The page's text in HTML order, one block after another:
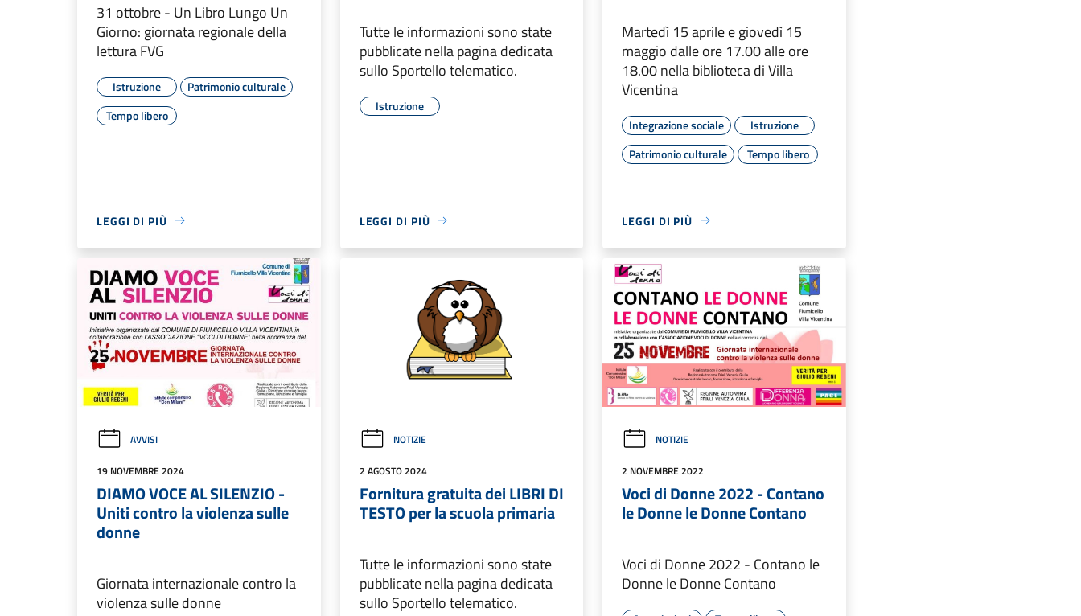
31 ottobre - Un Libro Lungo Un
Giorno: giornata regionale della
lettura FVG
Istruzione
Patrimonio culturale
Tempo libero
LEGGI DI PIÙ
Tutte le informazioni sono state
pubblicate nella pagina dedicata
sullo Sportello telematico.
Istruzione
LEGGI DI PIÙ
Martedì 15 aprile e giovedì 15
maggio dalle ore 17.00 alle ore
18.00 nella biblioteca di Villa
Vicentina
Integrazione sociale
Istruzione
Patrimonio culturale
Tempo libero
LEGGI DI PIÙ
AVVISI
19 NOVEMBRE 2024
DIAMO VOCE AL SILENZIO -
Uniti contro la violenza sulle
donne
Giornata internazionale contro la
violenza sulle donne
NOTIZIE
2 AGOSTO 2024
Fornitura gratuita dei LIBRI DI
TESTO per la scuola primaria
Tutte le informazioni sono state
pubblicate nella pagina dedicata
sullo Sportello telematico.
NOTIZIE
2 NOVEMBRE 2022
Voci di Donne 2022 - Contano
le Donne le Donne Contano
Voci di Donne 2022 - Contano le
Donne le Donne Contano